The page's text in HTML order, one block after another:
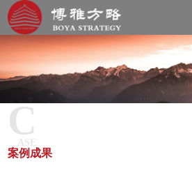
C
ASE
案例成果